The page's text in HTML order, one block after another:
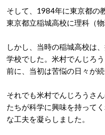
そして、1984年に東京都の
東京都立稲城高校に理科（
しかし、当時の稲城高校は
学校でした。米村でんじろ
前に、当初は苦悩の日々が続
それでも米村でんじろうさん
たちが科学に興味を持って
な工夫を凝らしました。